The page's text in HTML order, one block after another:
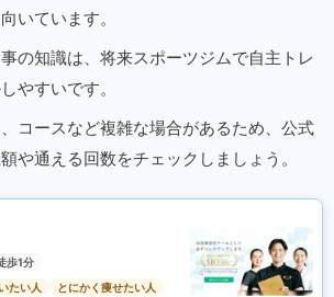
いています。
の知識は、将来スポーツジムで自主トレ
やすいです。
コースなど複雑な場合があるため、公式
や通える回数をチェックしましょう。
歩1分
たい人
とにかく痩せたい人